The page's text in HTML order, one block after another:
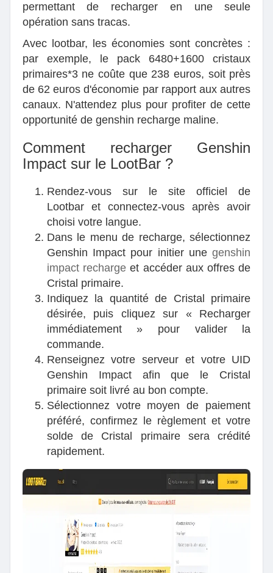
permettant de recharger en une seule
opération sans tracas.
Avec lootbar, les économies sont concrètes :
par exemple, le pack 6480+1600 cristaux
primaires*3 ne coûte que 238 euros, soit près
de 62 euros d'économie par rapport aux autres
canaux. N'attendez plus pour profiter de cette
opportunité de genshin recharge maline.
Comment recharger Genshin
Impact sur le LootBar ?
Rendez-vous sur le site officiel de
Lootbar et connectez-vous après avoir
choisi votre langue.
Dans le menu de recharge, sélectionnez
Genshin Impact pour initier unegenshin
impact rechargeet accéder aux offres de
Cristal primaire.
Indiquez la quantité de Cristal primaire
désirée, puis cliquez sur « Recharger
immédiatement » pour valider la
commande.
Renseignez votre serveur et votre UID
Genshin Impact afin que le Cristal
primaire soit livré au bon compte.
Sélectionnez votre moyen de paiement
préféré, confirmez le règlement et votre
solde de Cristal primaire sera crédité
rapidement.